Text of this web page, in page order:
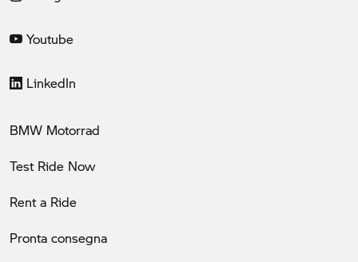
Youtube
LinkedIn
BMW Motorrad
Test Ride Now
Rent a Ride
Pronta consegna